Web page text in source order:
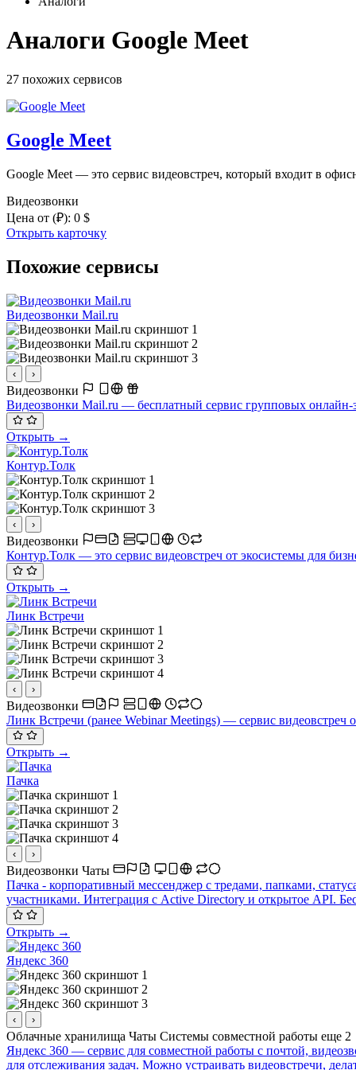
Аналоги Google Meet
27 похожих сервисов
Google Meet
Google Meet — это сервис видеовстреч, который входит в
Видеозвонки
Цена от (₽): 0 $
Открыть карточку
Похожие сервисы
Видеозвонки Mail.ru
‹ ›
Видеозвонки
Видеозвонки Mail.ru — бесплатный сервис групповых онлайн-
Открыть →
Контур.Толк
‹ ›
Видеозвонки
Контур.Толк — это сервис видеовстреч от экосистемы для
Открыть →
Линк Встречи
‹ ›
Видеозвонки
Линк Встречи (ранее Webinar Meetings) — сервис
Открыть →
Пачка
‹ ›
Видеозвонки Чаты
Пачка - корпоративный мессенджер с тредами, папками,
участниками. Интеграция с Active Directory и открытое API.
Открыть →
Яндекс 360
‹ ›
Облачные хранилища Чаты Системы совместной работы еще 2
Яндекс 360 — сервис для совместной работы с почтой,
для отслеживания задач. Можно устраивать видеовстречи,